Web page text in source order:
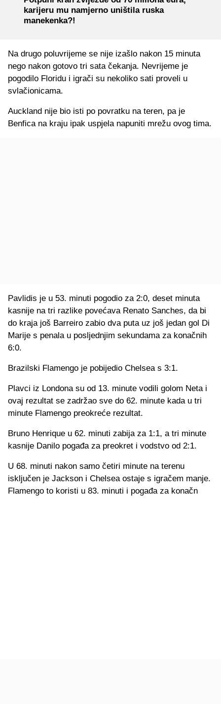
karijeru mu namjerno uništila ruska
manekenka?!
Na drugo poluvrijeme se nije izašlo nakon 15 minuta
nego nakon gotovo tri sata čekanja. Nevrijeme je
pogodilo Floridu i igrači su nekoliko sati proveli u
svlačionicama.
Auckland nije bio isti po povratku na teren, pa je
Benfica na kraju ipak uspjela napuniti mrežu ovog tima.
Pavlidis je u 53. minuti pogodio za 2:0, deset minuta
kasnije na tri razlike povećava Renato Sanches, da bi
do kraja još Barreiro zabio dva puta uz još jedan gol Di
Marije s penala u posljednjim sekundama za konačnih
6:0.
Brazilski Flamengo je pobijedio Chelsea s 3:1.
Plavci iz Londona su od 13. minute vodili golom Neta i
ovaj rezultat se zadržao sve do 62. minute kada u tri
minute Flamengo preokreće rezultat.
Bruno Henrique u 62. minuti zabija za 1:1, a tri minute
kasnije Danilo pogađa za preokret i vodstvo od 2:1.
U 68. minuti nakon samo četiri minute na terenu
isključen je Jackson i Chelsea ostaje s igračem manje.
Flamengo to koristi u 83. minuti i pogađa za konačn